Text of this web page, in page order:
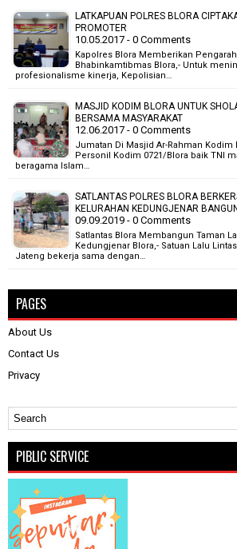
LATKAPUAN POLRES BLORA
PROMOTER
10.05.2017 - 0 Comments
Kapolres Blora Memberikan
Bhabinkamtibmas Blora,- Untuk
profesionalisme kinerja, Kepolisian…
MASJID KODIM BLORA UNTUK
BERSAMA MASYARAKAT
12.06.2017 - 0 Comments
Jumatan Di Masjid Ar-Rahman Kodim
Personil Kodim 0721/Blora baik TNI
beragama Islam…
SATLANTAS POLRES BLORA
KELURAHAN KEDUNGJENAR
09.09.2019 - 0 Comments
Satlantas Blora Membangun Taman
Kedungjenar Blora,- Satuan Lalu
Jateng bekerja sama dengan…
PAGES
About Us
Contact Us
Privacy
PIBLIC SERVICE